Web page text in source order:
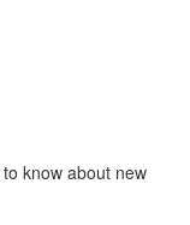
know about new